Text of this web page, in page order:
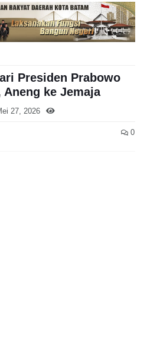
Presiden Prabowo
ke Jemaja
27, 2026
0